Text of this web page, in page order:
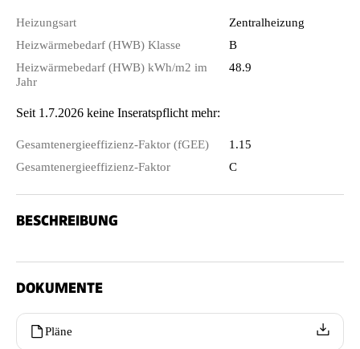
Heizungsart
Zentralheizung
Heizwärmebedarf (HWB) Klasse
B
Heizwärmebedarf (HWB) kWh/m2 im
Jahr
48.9
Seit 1.7.2026 keine Inseratspflicht mehr:
Gesamtenergieeffizienz-Faktor (fGEE)
1.15
Gesamtenergieeffizienz-Faktor
C
BESCHREIBUNG
DOKUMENTE
Pläne